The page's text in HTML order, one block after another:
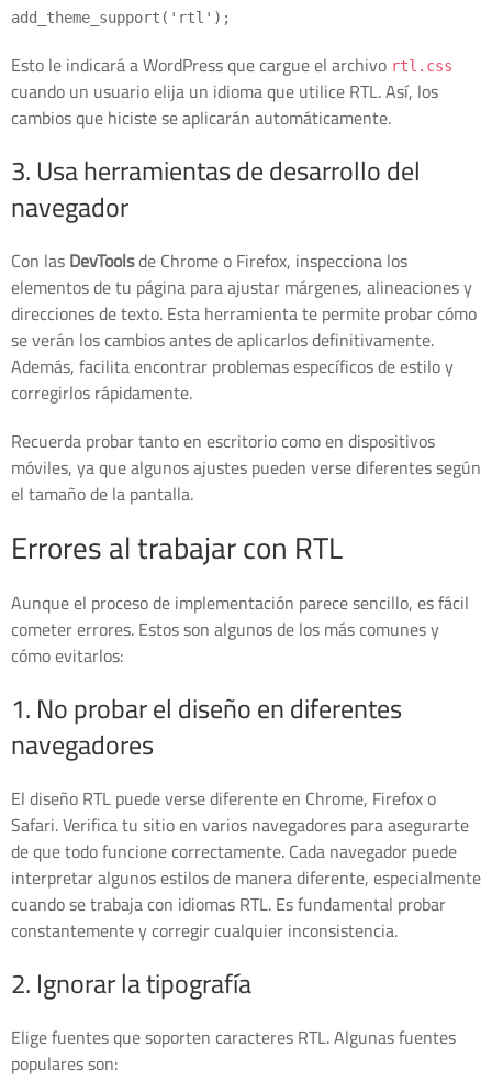
Esto le indicará a WordPress que cargue el archivo rtl.css
cuando un usuario elija un idioma que utilice RTL. Así, los
cambios que hiciste se aplicarán automáticamente.
3. Usa herramientas de desarrollo del
navegador
Con lasDevToolsde Chrome o Firefox, inspecciona los
elementos de tu página para ajustar márgenes, alineaciones y
direcciones de texto. Esta herramienta te permite probar cómo
se verán los cambios antes de aplicarlos definitivamente.
Además, facilita encontrar problemas específicos de estilo y
corregirlos rápidamente.
Recuerda probar tanto en escritorio como en dispositivos
móviles, ya que algunos ajustes pueden verse diferentes según
el tamaño de la pantalla.
Errores al trabajar con RTL
Aunque el proceso de implementación parece sencillo, es fácil
cometer errores. Estos son algunos de los más comunes y
cómo evitarlos:
1. No probar el diseño en diferentes
navegadores
El diseño RTL puede verse diferente en Chrome, Firefox o
Safari. Verifica tu sitio en varios navegadores para asegurarte
de que todo funcione correctamente. Cada navegador puede
interpretar algunos estilos de manera diferente, especialmente
cuando se trabaja con idiomas RTL. Es fundamental probar
constantemente y corregir cualquier inconsistencia.
2. Ignorar la tipografía
Elige fuentes que soporten caracteres RTL. Algunas fuentes
populares son: